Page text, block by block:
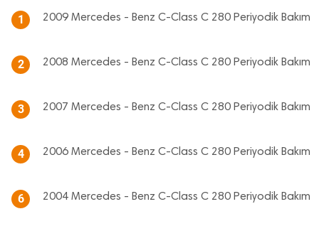
1 2009 Mercedes - Benz C-Class C 280 Periyodik Bakım
2 2008 Mercedes - Benz C-Class C 280 Periyodik Bakım
3 2007 Mercedes - Benz C-Class C 280 Periyodik Bakım
4 2006 Mercedes - Benz C-Class C 280 Periyodik Bakım
6 2004 Mercedes - Benz C-Class C 280 Periyodik Bakım